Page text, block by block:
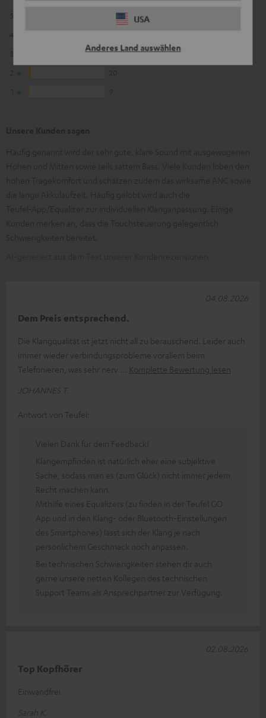
USA
Anderes Land auswählen
271
37
Dem Preis entsprechend.
Die Klangqualität ist jetzt nicht all zu berauschend. Leider auch
immer wieder verbindungsprobleme vorallem beim
Telefonieren, was sehr nerv
Komplette Bewertung lesen
JOHANNES T.
04.08.2026
Antwort von Teufel:
Vielen Dank für dein Feedback!
Klangempfinden ist natürlich eher eine subjektive
Sache, sodass man es (zum Glück) nicht immer jedem
Recht machen kann.
Mithilfe eines Equalizers (zu finden in der Teufel GO
App und in den Klang- oder Bluetooth-Einstellungen
des Smartphones) lässt sich der Klang je nach
persönlichem Geschmack noch anpassen.
Bei technischen Schwierigkeiten stehen dir auch
gerne unsere netten Kollegen des technischen
Support Teams als Ansprechpartner zur Verfügung.
Top Kopfhörer
Einwandfrei
Sarah K.
02.08.2026